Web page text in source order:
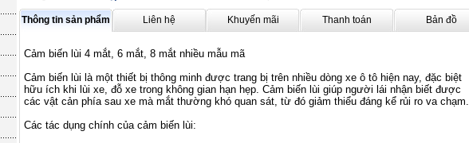
Thông tin sản phẩm Liên hệ Khuyến mãi Thanh toán Bản đồ
Cảm biến lùi 4 mắt, 6 mắt, 8 mắt nhiều mẫu mã
Cảm biến lùi là một thiết bị thông minh được trang bị trên nhiều dòng xe ô tô hiện nay, đặc biệt
hữu ích khi lùi xe, đỗ xe trong không gian hạn hẹp. Cảm biến lùi giúp người lái nhận biết được
các vật cản phía sau xe mà mắt thường khó quan sát, từ đó giảm thiểu đáng kể rủi ro va chạm.
Các tác dụng chính của cảm biến lùi: